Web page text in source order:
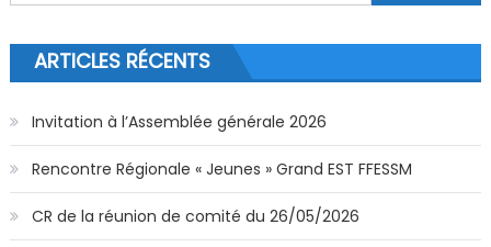
ARTICLES RÉCENTS
Invitation à l’Assemblée générale 2026
Rencontre Régionale « Jeunes » Grand EST FFESSM
CR de la réunion de comité du 26/05/2026